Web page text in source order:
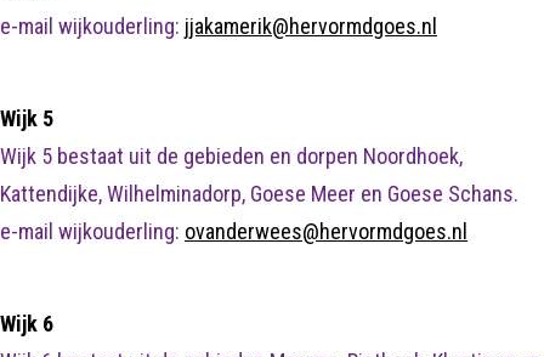
e-mail wijkouderling: jjakamerik@hervormdgoes.nl
Wijk 5
Wijk 5 bestaat uit de gebieden en dorpen Noordhoek,
Kattendijke, Wilhelminadorp, Goese Meer en Goese Schans.
e-mail wijkouderling: ovanderwees@hervormdgoes.nl
Wijk 6